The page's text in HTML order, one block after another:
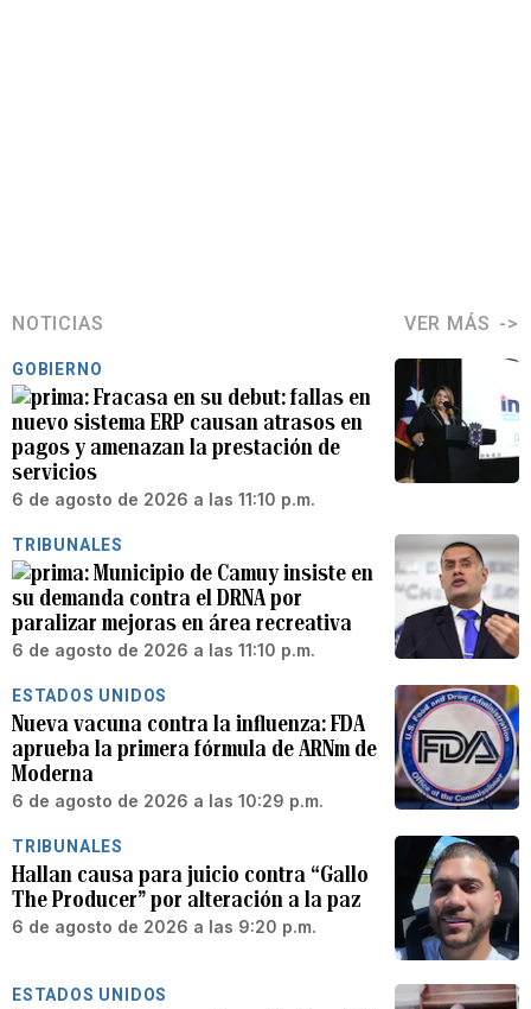
NOTICIAS VER MÁS
GOBIERNO
Fracasa en su debut: fallas en
nuevo sistema ERP causan atrasos en
pagos y amenazan la prestación de
servicios
6 de agosto de 2026 a las 11:10 p.m.
TRIBUNALES
Municipio de Camuy insiste en
su demanda contra el DRNA por
paralizar mejoras en área recreativa
6 de agosto de 2026 a las 11:10 p.m.
ESTADOS UNIDOS
Nueva vacuna contra la influenza: FDA
aprueba la primera fórmula de ARNm de
Moderna
6 de agosto de 2026 a las 10:29 p.m.
TRIBUNALES
Hallan causa para juicio contra “Gallo
The Producer” por alteración a la paz
6 de agosto de 2026 a las 9:20 p.m.
ESTADOS UNIDOS